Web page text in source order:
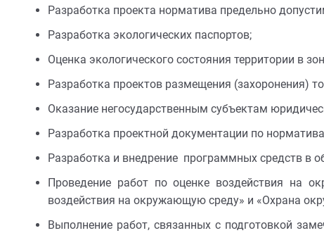
Разработка проекта норматива предельно
Разработка экологических паспортов;
Оценка экологического состояния территории в
Разработка проектов размещения (захоронения)
Оказание негосударственным субъектам
Разработка проектной документации по
Разработка и внедрение программных средств в
Проведение работ по оценке воздействия на
воздействия на окружающую среду» и «Охрана
Выполнение работ, связанных с подготовкой